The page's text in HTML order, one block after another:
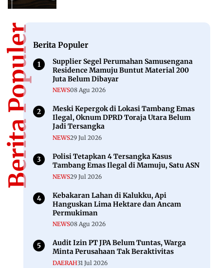
Berita PopulerBerita Populer
Supplier Segel Perumahan Samusengana
Residence Mamuju Buntut Material 200
Juta Belum Dibayar
NEWS08 Agu 2026
Meski Kepergok di Lokasi Tambang Emas
Ilegal, Oknum DPRD Toraja Utara Belum
Jadi Tersangka
NEWS29 Jul 2026
Polisi Tetapkan 4 Tersangka Kasus
Tambang Emas Ilegal di Mamuju, Satu ASN
NEWS29 Jul 2026
Kebakaran Lahan di Kalukku, Api
Hanguskan Lima Hektare dan Ancam
Permukiman
NEWS08 Agu 2026
Audit Izin PT JPA Belum Tuntas, Warga
Minta Perusahaan Tak Beraktivitas
DAERAH31 Jul 2026